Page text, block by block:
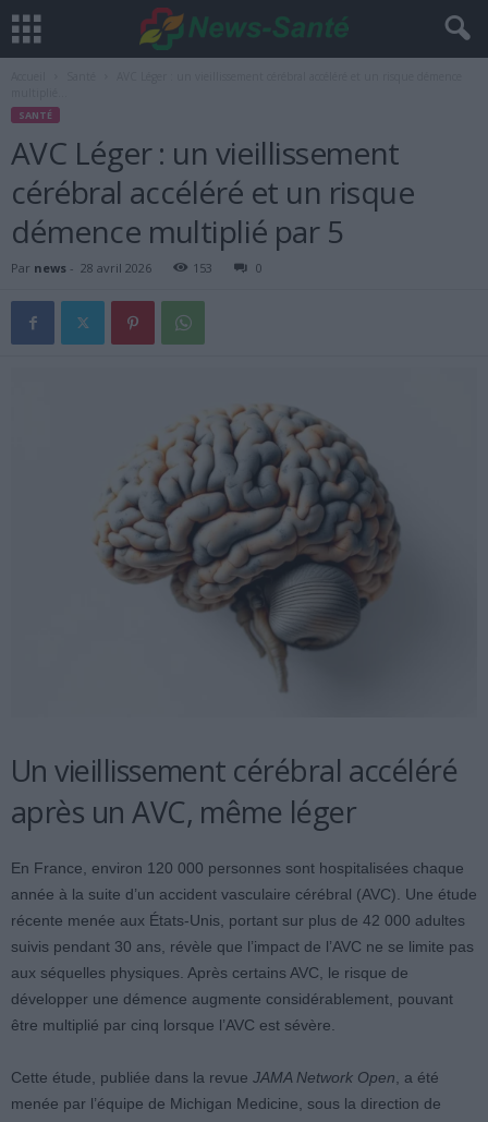
SANTÉ
AVC Léger : un vieillissement
cérébral accéléré et un risque
démence multiplié par 5
Par news - 28 avril 2026 153 0
Un vieillissement cérébral accéléré
après un AVC, même léger
En France, environ 120 000 personnes sont hospitalisées chaque
année à la suite d’un accident vasculaire cérébral (AVC). Une étude
récente menée aux États-Unis, portant sur plus de 42 000 adultes
suivis pendant 30 ans, révèle que l’impact de l’AVC ne se limite pas
aux séquelles physiques. Après certains AVC, le risque de
développer une démence augmente considérablement, pouvant
être multiplié par cinq lorsque l’AVC est sévère.
Cette étude, publiée dans la revue JAMA Network Open , a été
menée par l’équipe de Michigan Medicine, sous la direction de